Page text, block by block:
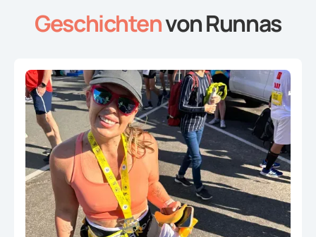
Geschichtenvon Runnas
Slide 2 of 4.